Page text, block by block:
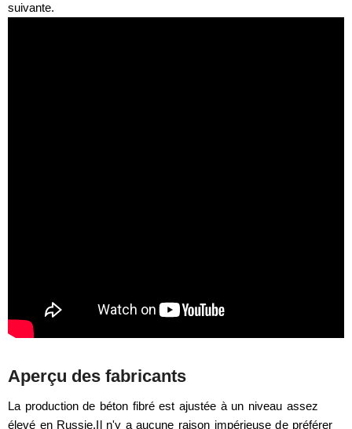
suivante.
Aperçu des fabricants
La production de béton fibré est ajustée à un niveau assez
élevé en Russie.Il n'y a aucune raison impérieuse de préférer